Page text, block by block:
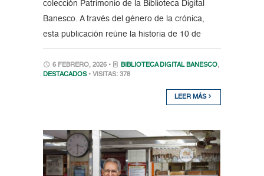
colección Patrimonio de la Biblioteca Digital
Banesco. A través del género de la crónica,
esta publicación reúne la historia de 10 de
6 FEBRERO, 2026 • BIBLIOTECA DIGITAL BANESCO,
DESTACADOS • VISITAS: 378
LEER MÁS